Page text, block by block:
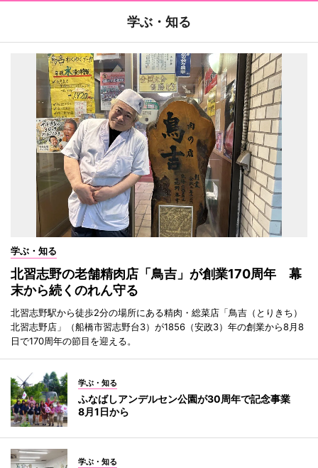
学ぶ・知る
学ぶ・知る
北習志野の老舗精肉店「鳥吉」が創業170周年 幕
末から続くのれん守る
北習志野駅から徒歩2分の場所にある精肉・総菜店「鳥吉（とりきち）
北習志野店」（船橋市習志野台3）が1856（安政3）年の創業から8月8
日で170周年の節目を迎える。
学ぶ・知る
ふなばしアンデルセン公園が30周年で記念事業
8月1日から
学ぶ・知る